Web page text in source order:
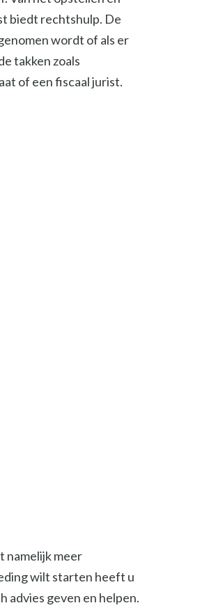
biedt rechtshulp. De
wordt of als er
takken zoals
of een fiscaal jurist.
namelijk meer
wilt starten heeft u
advies geven en helpen.